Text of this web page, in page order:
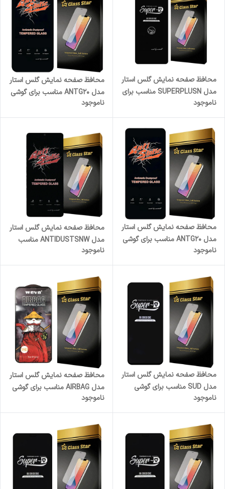
محافظ صفحه نمایش گلس استار
مدل SUPERPLUSN مناسب برای
Note 13 Pro 5G
ناموجود
محافظ صفحه نمایش گلس استار
مدل ANTG20 مناسب برای گوشی
موبایل اپل iPhone 17
ناموجود
محافظ صفحه نمایش گلس استار
مدل ANTG20 مناسب برای گوشی
موبایل آنر X7c
ناموجود
محافظ صفحه نمایش گلس استار
مدل ANTIDUSTSNW مناسب
برای گوشی موبایل سامسونگ
Galaxy A35 / Galaxy A55
ناموجود
محافظ صفحه نمایش گلس استار
مدل SUD مناسب برای گوشی
Pro
ناموجود
محافظ صفحه نمایش گلس استار
مدل AIRBAG مناسب برای گوشی
موبایل اپل iPhone 11 Pro Max
ناموجود